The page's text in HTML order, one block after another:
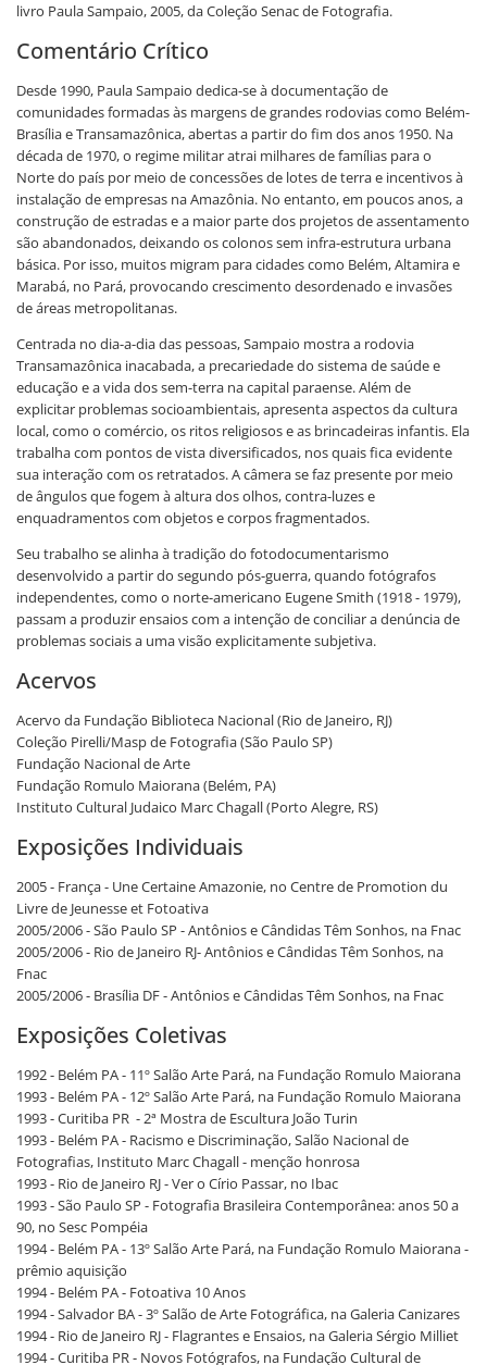
livro Paula Sampaio, 2005, da Coleção Senac de Fotografia.
Comentário Crítico
Desde 1990, Paula Sampaio dedica-se à documentação de
comunidades formadas às margens de grandes rodovias como Belém-
Brasília e Transamazônica, abertas a partir do fim dos anos 1950. Na
década de 1970, o regime militar atrai milhares de famílias para o
Norte do país por meio de concessões de lotes de terra e incentivos à
instalação de empresas na Amazônia. No entanto, em poucos anos, a
construção de estradas e a maior parte dos projetos de assentamento
são abandonados, deixando os colonos sem infra-estrutura urbana
básica. Por isso, muitos migram para cidades como Belém, Altamira e
Marabá, no Pará, provocando crescimento desordenado e invasões
de áreas metropolitanas.
Centrada no dia-a-dia das pessoas, Sampaio mostra a rodovia
Transamazônica inacabada, a precariedade do sistema de saúde e
educação e a vida dos sem-terra na capital paraense. Além de
explicitar problemas socioambientais, apresenta aspectos da cultura
local, como o comércio, os ritos religiosos e as brincadeiras infantis. Ela
trabalha com pontos de vista diversificados, nos quais fica evidente
sua interação com os retratados. A câmera se faz presente por meio
de ângulos que fogem à altura dos olhos, contra-luzes e
enquadramentos com objetos e corpos fragmentados.
Seu trabalho se alinha à tradição do fotodocumentarismo
desenvolvido a partir do segundo pós-guerra, quando fotógrafos
independentes, como o norte-americano Eugene Smith (1918 - 1979),
passam a produzir ensaios com a intenção de conciliar a denúncia de
problemas sociais a uma visão explicitamente subjetiva.
Acervos
Acervo da Fundação Biblioteca Nacional (Rio de Janeiro, RJ)
Coleção Pirelli/Masp de Fotografia (São Paulo SP)
Fundação Nacional de Arte
Fundação Romulo Maiorana (Belém, PA)
Instituto Cultural Judaico Marc Chagall (Porto Alegre, RS)
Exposições Individuais
2005 - França - Une Certaine Amazonie, no Centre de Promotion du
Livre de Jeunesse et Fotoativa
2005/2006 - São Paulo SP - Antônios e Cândidas Têm Sonhos, na Fnac
2005/2006 - Rio de Janeiro RJ- Antônios e Cândidas Têm Sonhos, na
Fnac
2005/2006 - Brasília DF - Antônios e Cândidas Têm Sonhos, na Fnac
Exposições Coletivas
1992 - Belém PA - 11º Salão Arte Pará, na Fundação Romulo Maiorana
1993 - Belém PA - 12º Salão Arte Pará, na Fundação Romulo Maiorana
1993 - Curitiba PR - 2ª Mostra de Escultura João Turin
1993 - Belém PA - Racismo e Discriminação, Salão Nacional de
Fotografias, Instituto Marc Chagall - menção honrosa
1993 - Rio de Janeiro RJ - Ver o Círio Passar, no Ibac
1993 - São Paulo SP - Fotografia Brasileira Contemporânea: anos 50 a
90, no Sesc Pompéia
1994 - Belém PA - 13º Salão Arte Pará, na Fundação Romulo Maiorana -
prêmio aquisição
1994 - Belém PA - Fotoativa 10 Anos
1994 - Salvador BA - 3º Salão de Arte Fotográfica, na Galeria Canizares
1994 - Rio de Janeiro RJ - Flagrantes e Ensaios, na Galeria Sérgio Milliet
1994 - Curitiba PR - Novos Fotógrafos, na Fundação Cultural de